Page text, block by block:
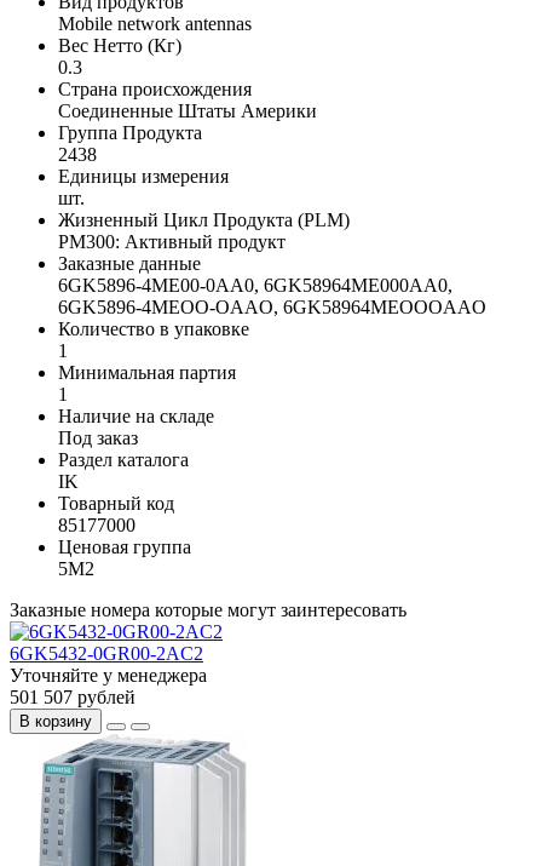
Mobile network antennas
Вес Нетто (Кг)
0.3
Страна происхождения
Соединенные Штаты Америки
Группа Продукта
2438
Единицы измерения
шт.
Жизненный Цикл Продукта (PLM)
PM300: Активный продукт
Заказные данные
6GK5896-4ME00-0AA0, 6GK58964ME000AA0,
6GK5896-4MEOO-OAAO, 6GK58964MEOOOAAO
Количество в упаковке
1
Минимальная партия
1
Наличие на складе
Под заказ
Раздел каталога
IK
Товарный код
85177000
Ценовая группа
5M2
Заказные номера которые могут заинтересовать
6GK5432-0GR00-2AC2
Уточняйте у менеджера
501 507 рублей
В корзину